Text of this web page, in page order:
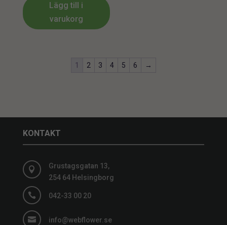
Lägg till i
varukorg
1 2 3 4 5 6 →
KONTAKT

Grustagsgatan 13,
254 64 Helsingborg
 042-33 00 20
 info@webflower.se